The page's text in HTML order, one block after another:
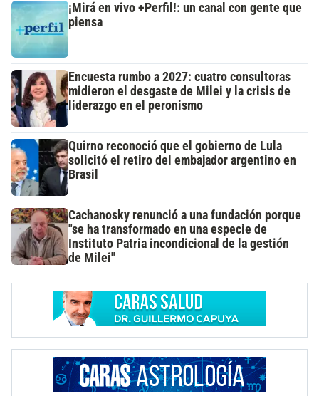
¡Mirá en vivo +Perfil!: un canal con gente que
piensa
Encuesta rumbo a 2027: cuatro consultoras
midieron el desgaste de Milei y la crisis de
liderazgo en el peronismo
Quirno reconoció que el gobierno de Lula
solicitó el retiro del embajador argentino en
Brasil
Cachanosky renunció a una fundación porque
"se ha transformado en una especie de
Instituto Patria incondicional de la gestión
de Milei"